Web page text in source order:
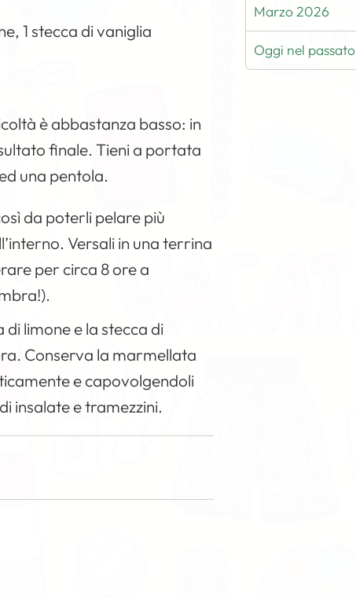
1 stecca di vaniglia
è abbastanza basso: in
finale. Tieni a portata
una pentola.
da poterli pelare più
Versali in una terrina
per circa 8 ore a
limone e la stecca di
Conserva la marmellata
e capovolgendoli
insalate e tramezzini.
Marzo 2026
Oggi nel passato